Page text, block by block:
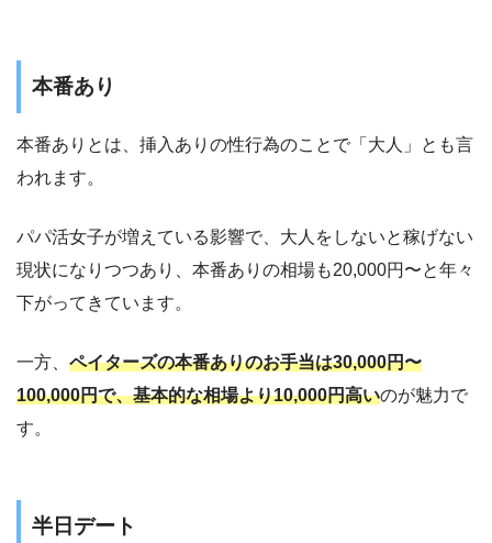
本番あり
本番ありとは、挿入ありの性行為のことで「大人」とも言
われます。
パパ活女子が増えている影響で、大人をしないと稼げない
現状になりつつあり、本番ありの相場も20,000円〜と年々
下がってきています。
一方、 ペイターズの本番ありのお手当は30,000円〜
100,000円で、基本的な相場より10,000円高いのが魅力で
す。
半日デート